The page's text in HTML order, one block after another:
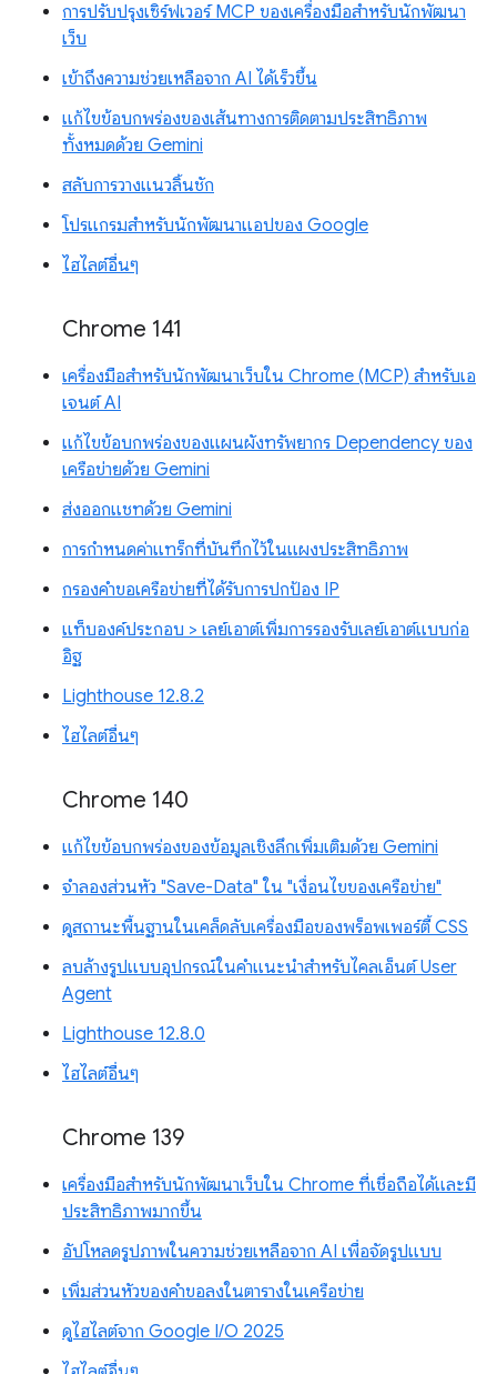
การปรับปรุงเซิร์ฟเวอร์ MCP ของเครื่องมือสำหรับนักพัฒนา
เว็บ
เข้าถึงความช่วยเหลือจาก AI ได้เร็วขึ้น
แก้ไขข้อบกพร่องของเส้นทางการติดตามประสิทธิภาพ
ทั้งหมดด้วย Gemini
สลับการวางแนวลิ้นชัก
โปรแกรมสำหรับนักพัฒนาแอปของ Google
ไฮไลต์อื่นๆ
Chrome 141
เครื่องมือสำหรับนักพัฒนาเว็บใน Chrome (MCP) สำหรับเอ
เจนต์ AI
แก้ไขข้อบกพร่องของแผนผังทรัพยากร Dependency ของ
เครือข่ายด้วย Gemini
ส่งออกแชทด้วย Gemini
การกำหนดค่าแทร็กที่บันทึกไว้ในแผงประสิทธิภาพ
กรองคำขอเครือข่ายที่ได้รับการปกป้อง IP
แท็บองค์ประกอบ > เลย์เอาต์เพิ่มการรองรับเลย์เอาต์แบบก่อ
อิฐ
Lighthouse 12.8.2
ไฮไลต์อื่นๆ
Chrome 140
แก้ไขข้อบกพร่องของข้อมูลเชิงลึกเพิ่มเติมด้วย Gemini
จำลองส่วนหัว "Save-Data" ใน "เงื่อนไขของเครือข่าย"
ดูสถานะพื้นฐานในเคล็ดลับเครื่องมือของพร็อพเพอร์ตี้ CSS
ลบล้างรูปแบบอุปกรณ์ในคำแนะนำสำหรับไคลเอ็นต์ User
Agent
Lighthouse 12.8.0
ไฮไลต์อื่นๆ
Chrome 139
เครื่องมือสำหรับนักพัฒนาเว็บใน Chrome ที่เชื่อถือได้และมี
ประสิทธิภาพมากขึ้น
อัปโหลดรูปภาพในความช่วยเหลือจาก AI เพื่อจัดรูปแบบ
เพิ่มส่วนหัวของคำขอลงในตารางในเครือข่าย
ดูไฮไลต์จาก Google I/O 2025